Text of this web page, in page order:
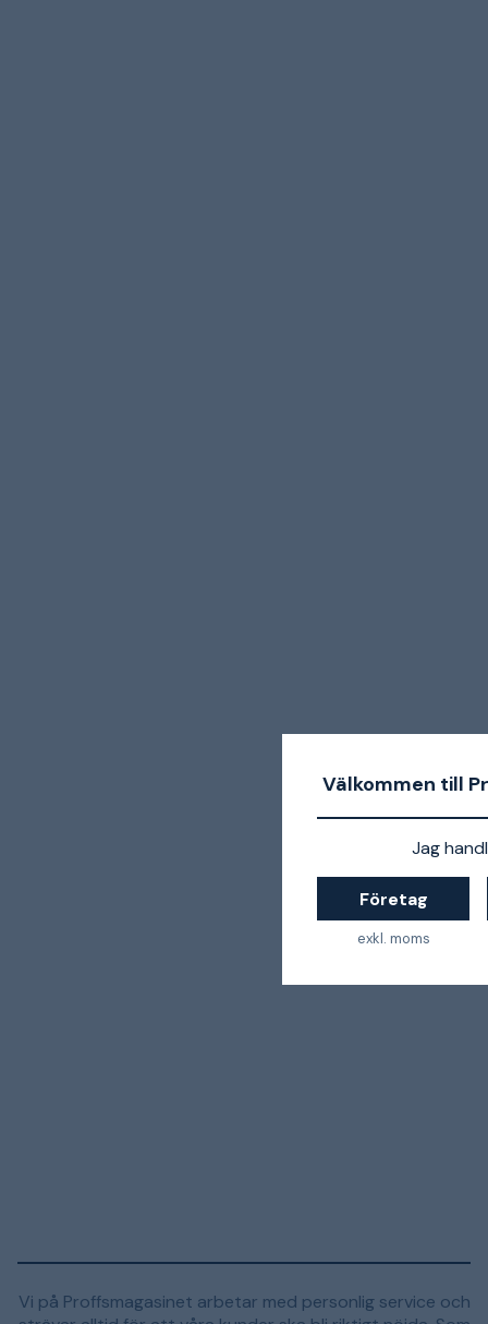
Välkommen till
Jag
Företag
exkl. moms
Vi på Proffsmagasinet arbetar med personlig service och